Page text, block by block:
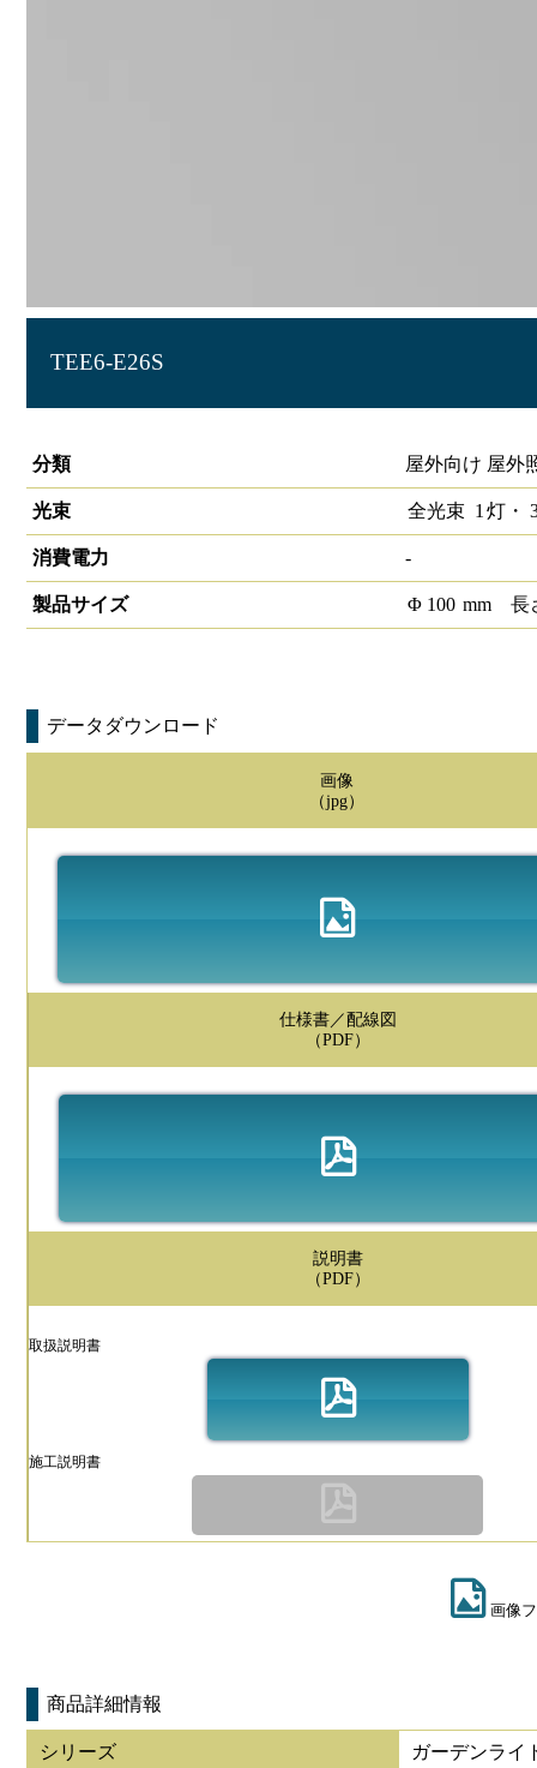
TEE6-E26S
分類
屋外向け 屋外
光束 全光束 1 灯・
消費電力 -
製品サイズ Φ 100 mm 長
データダウンロード
画像
（jpg）
仕様書／配線図
（PDF）
説明書
（PDF）
取扱説明書
施工説明書
画像
商品詳細情報
シリーズ ガーデンラ